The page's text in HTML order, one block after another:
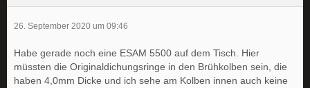
26. September 2020 um 09:46
Habe gerade noch eine ESAM 5500 auf dem Tisch. Hier
müssten die Originaldichungsringe in den Brühkolben sein, die
haben 4,0mm Dicke und ich sehe am Kolben innen auch keine